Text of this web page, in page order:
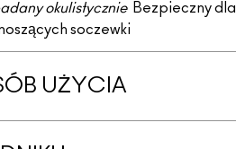
okulistycznie Bezpieczny dla
soczewki
UŻYCIA